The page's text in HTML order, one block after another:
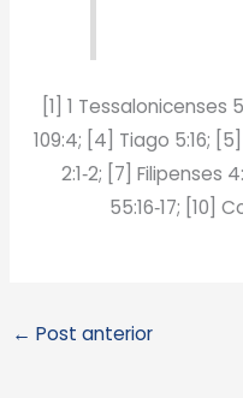
[1] 1 Tessalonicenses
109:4; [4] Tiago 5:16;
2:1‑2; [7] Filipenses
55:16‑17; [10]
← Post anterior